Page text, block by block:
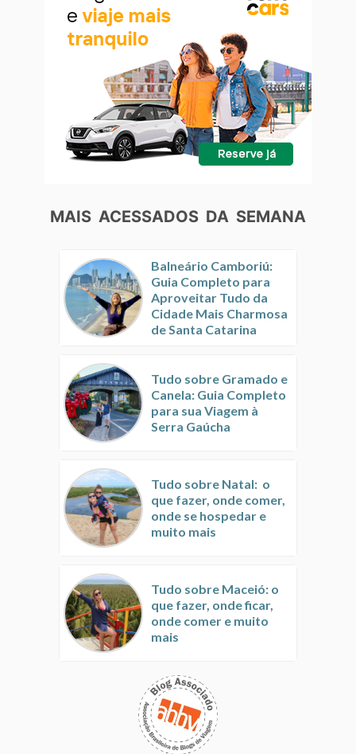
MAIS ACESSADOS DA SEMANA
Balneário Camboriú:
Guia Completo para
Aproveitar Tudo da
Cidade Mais Charmosa
de Santa Catarina
Tudo sobre Gramado e
Canela: Guia Completo
para sua Viagem à
Serra Gaúcha
Tudo sobre Natal: o
que fazer, onde comer,
onde se hospedar e
muito mais
Tudo sobre Maceió: o
que fazer, onde ficar,
onde comer e muito
mais